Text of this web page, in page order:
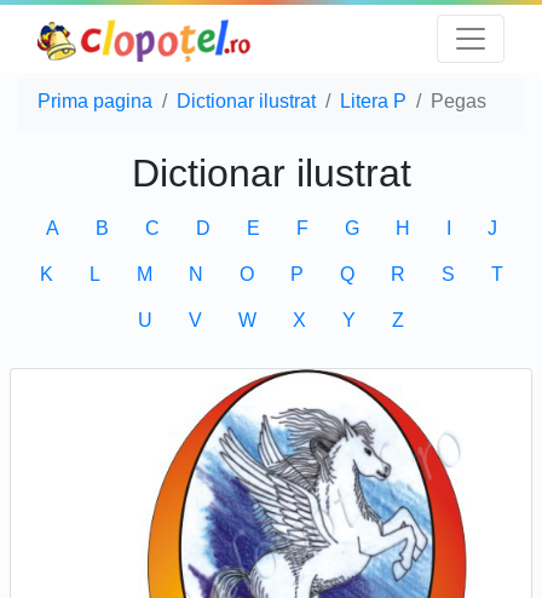
Prima pagina Dictionar ilustrat Litera P Pegas
Dictionar ilustrat
A B C D E F G H J
K L M N O P Q R S T
U V W X Y Z